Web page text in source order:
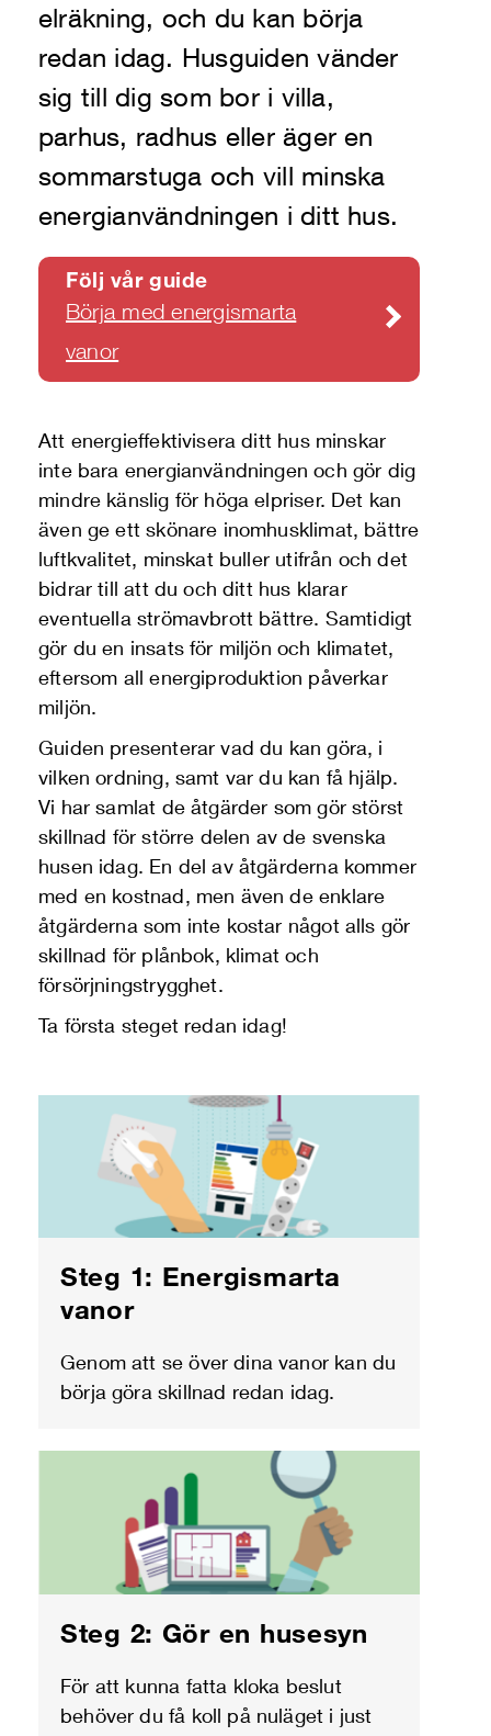
elräkning, och du kan börja
redan idag. Husguiden vänder
sig till dig som bor i villa,
parhus, radhus eller äger en
sommarstuga och vill minska
energianvändningen i ditt hus.
Följ vår guide
Börja med energismarta
vanor
Att energieffektivisera ditt hus minskar
inte bara energianvändningen och gör dig
mindre känslig för höga elpriser. Det kan
även ge ett skönare inomhusklimat, bättre
luftkvalitet, minskat buller utifrån och det
bidrar till att du och ditt hus klarar
eventuella strömavbrott bättre. Samtidigt
gör du en insats för miljön och klimatet,
eftersom all energiproduktion påverkar
miljön.
Guiden presenterar vad du kan göra, i
vilken ordning, samt var du kan få hjälp.
Vi har samlat de åtgärder som gör störst
skillnad för större delen av de svenska
husen idag. En del av åtgärderna kommer
med en kostnad, men även de enklare
åtgärderna som inte kostar något alls gör
skillnad för plånbok, klimat och
försörjningstrygghet.
Ta första steget redan idag!
Steg 1: Energismarta
vanor
Genom att se över dina vanor kan du
börja göra skillnad redan idag.
Steg 2: Gör en husesyn
För att kunna fatta kloka beslut
behöver du få koll på nuläget i just